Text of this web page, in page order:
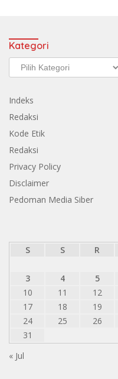
Kategori
Kategori
Indeks
Redaksi
Kode Etik
Redaksi
Privacy Policy
Disclaimer
Pedoman Media Siber
S
S R
3
4 5
10
11 12
17
18 19
24
25 26
31
« Jul